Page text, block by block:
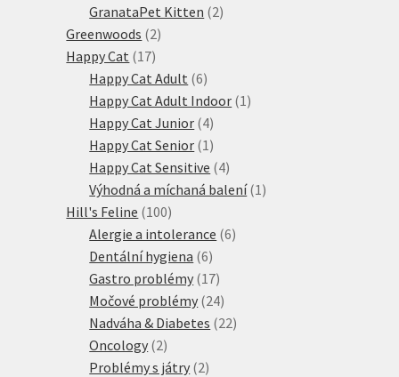
produktů
GranataPet Kitten 22
Greenwoods 22
Happy Cat 1717
produktů
Happy Cat Adult 66
produktů
Happy Cat Adult Indoor 1 1
Happy Cat Junior 44
produkty
Happy Cat Senior 1 1
produkt
Happy Cat Sensitive 44
produkty
Výhodná a míchaná balení 1 1
Hill's Feline 100100
produktů
Alergie a intolerance 66
Dentální hygiena 66
produktů
Gastro problémy 1717
produktů
Močové problémy 2424
produktů
Nadváha & Diabetes 2222
Oncology 22
produkty
Problémy s játry 22